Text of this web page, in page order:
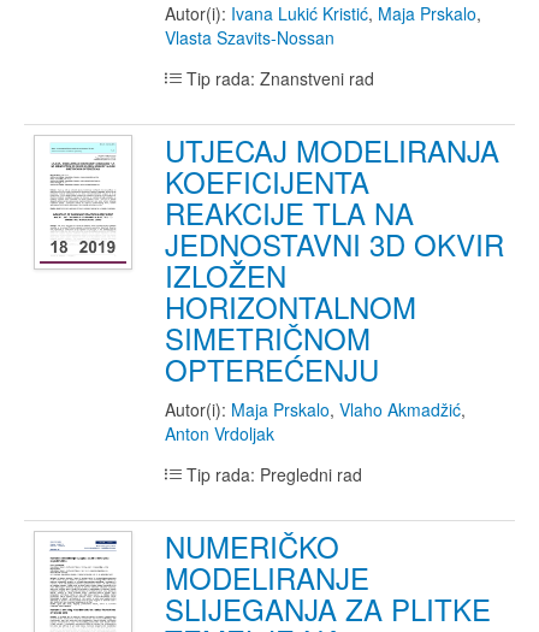
Autor(i): Ivana Lukić Kristić, Maja Prskalo,
Vlasta Szavits-Nossan
Tip rada: Znanstveni rad
UTJECAJ MODELIRANJA
KOEFICIJENTA
REAKCIJE TLA NA
JEDNOSTAVNI 3D OKVIR
IZLOŽEN
HORIZONTALNOM
SIMETRIČNOM
OPTEREĆENJU
Autor(i): Maja Prskalo, Vlaho Akmadžić,
Anton Vrdoljak
Tip rada: Pregledni rad
NUMERIČKO
MODELIRANJE
SLIJEGANJA ZA PLITKE